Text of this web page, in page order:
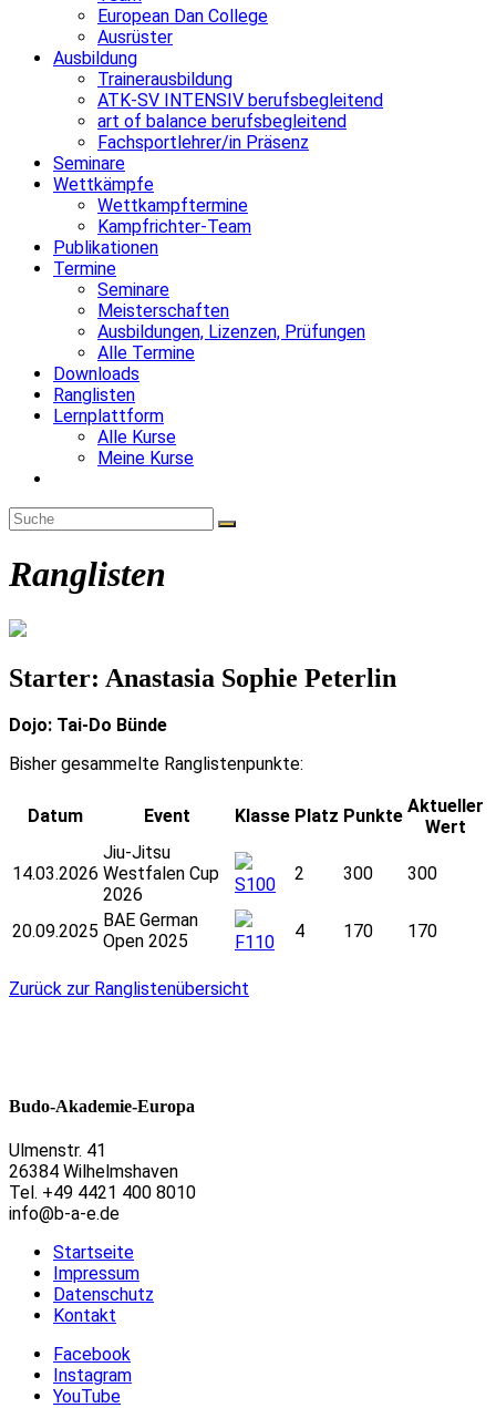
European Dan College
Ausrüster
Ausbildung
Trainerausbildung
ATK-SV INTENSIV berufsbegleitend
art of balance berufsbegleitend
Fachsportlehrer/in Präsenz
Seminare
Wettkämpfe
Wettkampftermine
Kampfrichter-Team
Publikationen
Termine
Seminare
Meisterschaften
Ausbildungen, Lizenzen, Prüfungen
Alle Termine
Downloads
Ranglisten
Lernplattform
Alle Kurse
Meine Kurse
umschalten
Ranglisten
Starter: Anastasia Sophie Peterlin
Dojo: Tai-Do Bünde
Bisher gesammelte Ranglistenpunkte:
Datum Event Klasse Platz Punkte Aktueller
Wert
14.03.2026
Jiu-Jitsu
Westfalen Cup
2026
S100
2 300 300
20.09.2025
BAE German
Open 2025
F110
4 170 170
Zurück zur Ranglistenübersicht
Budo-Akademie-Europa
Ulmenstr. 41
26384 Wilhelmshaven
Tel. +49 4421 400 8010
info@b-a-e.de
Startseite
Impressum
Datenschutz
Kontakt
Facebook
Instagram
YouTube